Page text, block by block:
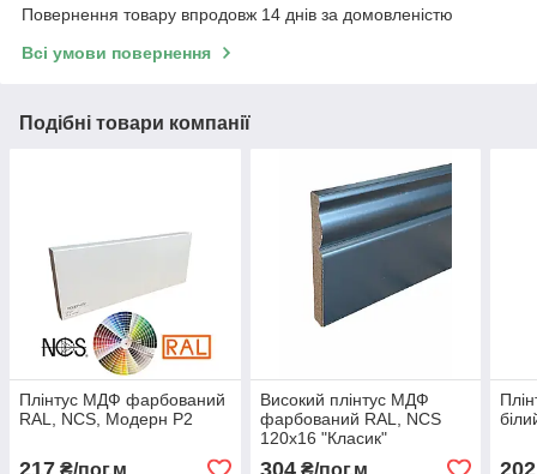
Повернення товару впродовж 14 днів за домовленістю
Всі умови повернення
Подібні товари компанії
Плінтус МДФ фарбований
RAL, NCS, Модерн Р2
Високий плінтус МДФ
фарбований RAL, NCS
120х16 "Класик"